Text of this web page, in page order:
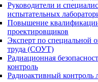
Руководители и
испытательных
Повышение
проектировщиков
Эксперт по специальной
труда (СОУТ)
Радиационная
контроль
Радиоактивный контроль